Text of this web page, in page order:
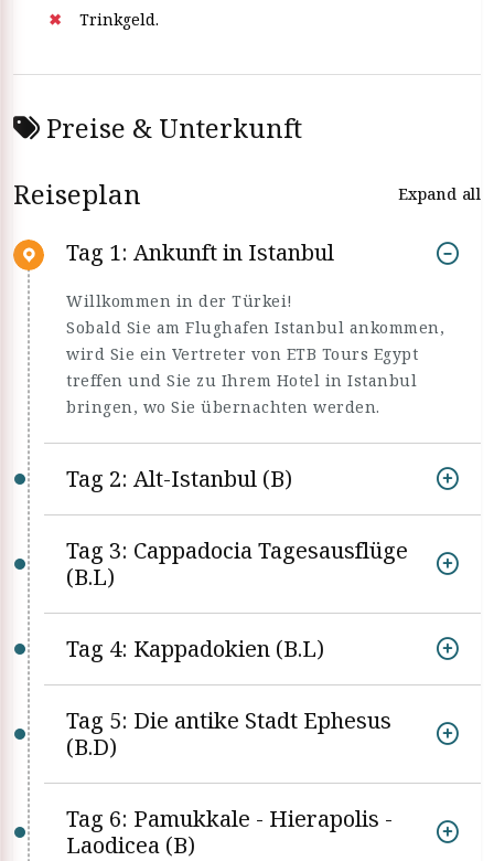
Trinkgeld.
Preise & Unterkunft
Reiseplan
Expand all
Tag 1: Ankunft in Istanbul
Willkommen in der Türkei!
Sobald Sie am Flughafen Istanbul ankommen,
wird Sie ein Vertreter von ETB Tours Egypt
treffen und Sie zu Ihrem Hotel in Istanbul
bringen, wo Sie übernachten werden.
Tag 2: Alt-Istanbul (B)
Tag 3: Cappadocia Tagesausflüge
(B.L)
Tag 4: Kappadokien (B.L)
Tag 5: Die antike Stadt Ephesus
(B.D)
Tag 6: Pamukkale - Hierapolis -
Laodicea (B)